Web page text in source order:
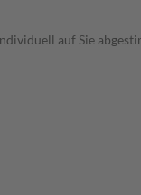
auf Sie